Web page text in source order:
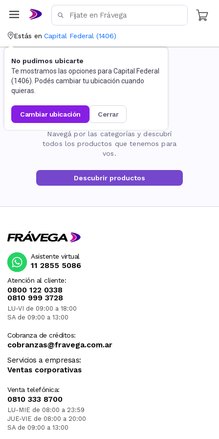
Estás en Capital Federal (1406)
No pudimos ubicarte
Te mostramos las opciones para Capital Federal
(1406). Podés cambiar tu ubicación cuando
quieras.
cambiar ubicación cerrar
La página no existe
Navegá por las categorías y descubrí
todos los productos que tenemos para
vos.
Descubrir productos
Atención al cliente:
0800 122 0338
0810 999 3728
LU-VI de 09:00 a 18:00
SA de 09:00 a 13:00
Cobranza de créditos:
cobranzas@fravega.com.ar
Servicios a empresas:
Ventas corporativas
Venta telefónica:
0810 333 8700
LU-MIE de 08:00 a 23:59
JUE-VIE de 08:00 a 20:00
SA de 09:00 a 13:00
Asistente virtual
11 2855 5086